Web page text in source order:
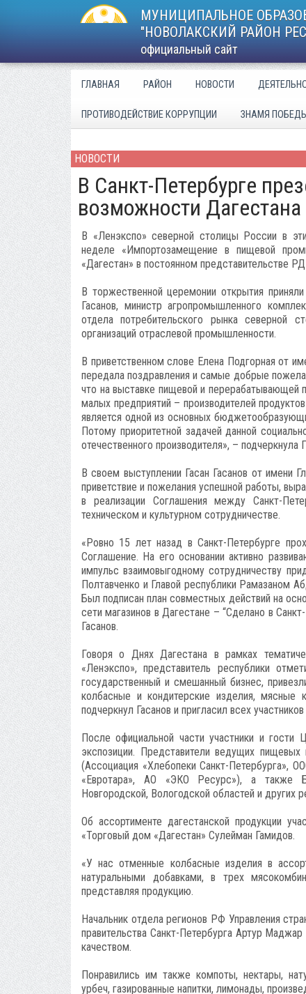
МУНИЦИПАЛЬНОЕ
"НОВОЛАКСКИЙ РАЙОН
официальный сайт
ГЛАВНАЯ РАЙОН НОВОСТИ
ПРОТИВОДЕЙСТВИЕ КОРРУПЦИИ ЗНАМЯ ПОБЕДЫ
НОВОСТИ
В Санкт-Петербурге
возможности Дагестана
В «Ленэкспо» северной столицы России в
неделе «Импортозамещение в пищевой
«Дагестан» в постоянном представительстве
В торжественной церемонии открытия
Гасанов, министр агропромышленного
отдела потребительского рынка северной
организаций отраслевой промышленности.
В приветственном слове Елена Подгорная от
передала поздравления и самые добрые
что на выставке пищевой и перерабатывающей
малых предприятий – производителей
является одной из основных
Потому приоритетной задачей данной
отечественного производителя», – подчеркнула
В своем выступлении Гасан Гасанов от имени
приветствие и пожелания успешной работы,
в реализации Соглашения между Санкт-
техническом и культурном сотрудничестве.
«Ровно 15 лет назад в Санкт-Петербурге
Соглашение. На его основании активно
импульс взаимовыгодному сотрудничеству
Полтавченко и Главой республики Рамазаном
Был подписан план совместных действий на
сети магазинов в Дагестане – “Сделано в
Гасанов.
Говоря о Днях Дагестана в рамках
«Ленэкспо», представитель республики
государственный и смешанный бизнес,
колбасные и кондитерские изделия, мясные
подчеркнул Гасанов и пригласил всех
После официальной части участники и гости
экспозиции. Представители ведущих пищевых
(Ассоциация «Хлебопеки Санкт-Петербурга»,
«Евротара», АО «ЭКО Ресурс»), а также
Новгородской, Вологодской областей и других
Об ассортименте дагестанской продукции
«Торговый дом «Дагестан» Сулейман Гамидов.
«У нас отменные колбасные изделия в
натуральными добавками, в трех
представляя продукцию.
Начальник отдела регионов РФ Управления
правительства Санкт-Петербурга Артур
качеством.
Понравились им также компоты, нектары,
урбеч, газированные напитки, лимонады,